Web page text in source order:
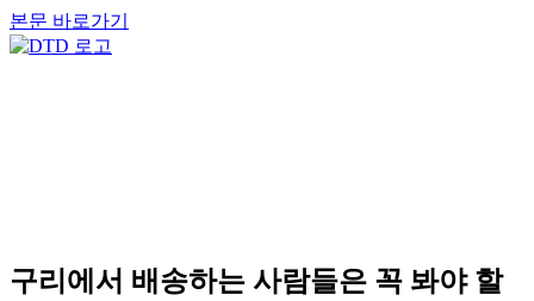
본문 바로가기
구리에서 배송하는 사람들은 꼭 봐야 할